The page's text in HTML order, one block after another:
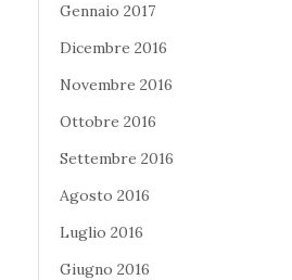
Gennaio 2017
Dicembre 2016
Novembre 2016
Ottobre 2016
Settembre 2016
Agosto 2016
Luglio 2016
Giugno 2016